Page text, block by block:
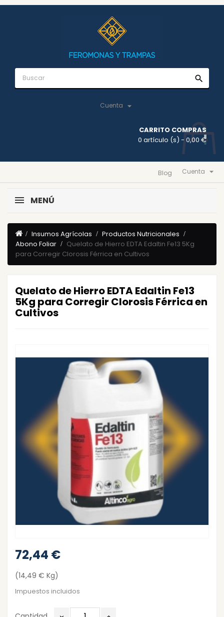
search
Cuenta 
CARRITO COMPRAS
0 artículo (s) - 0,00 €
Cuenta 
Blog
MENÚ
Insumos Agrícolas
Productos Nutricionales
Abono Foliar
Quelato de Hierro EDTA Edaltin Fe13 5Kg
para Corregir Clorosis Férrica en Cultivos
Quelato de Hierro EDTA Edaltin Fe13
5Kg para Corregir Clorosis Férrica en
Cultivos
72,44 €
(14,49 € Kg)
Impuestos incluidos